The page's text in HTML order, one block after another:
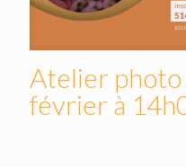
Atelier photo
février à